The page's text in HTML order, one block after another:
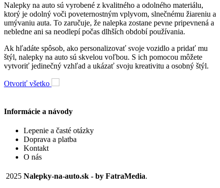
Nalepky na auto sú vyrobené z kvalitného a odolného materiálu,
ktorý je odolný voči poveternostným vplyvom, slnečnému žiareniu a
umývaniu auta. To zaručuje, že nalepka zostane pevne pripevnená a
nebledne ani sa neodlepí počas dlhších období používania.
Ak hľadáte spôsob, ako personalizovať svoje vozidlo a pridať mu
štýl, nalepky na auto sú skvelou voľbou. S ich pomocou môžete
vytvoriť jedinečný vzhľad a ukázať svoju kreativitu a osobný štýl.
Otvoriť všetko
Informácie a návody
Lepenie a časté otázky
Doprava a platba
Kontakt
O nás
2025 Nalepky-na-auto.sk - by FatraMedia.